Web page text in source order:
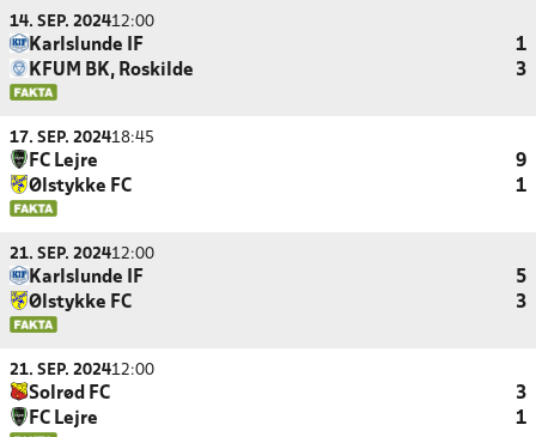
14. SEP. 202412:00
Karlslunde IF
1
KFUM BK, Roskilde
3
17. SEP. 202418:45
FC Lejre
9
Ølstykke FC
1
21. SEP. 202412:00
Karlslunde IF
5
Ølstykke FC
3
21. SEP. 202412:00
Solrød FC
3
FC Lejre
1